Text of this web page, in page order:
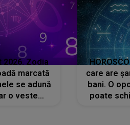
2026. Zodia
marcată
se adună
o veste
care are
bani. O
poate